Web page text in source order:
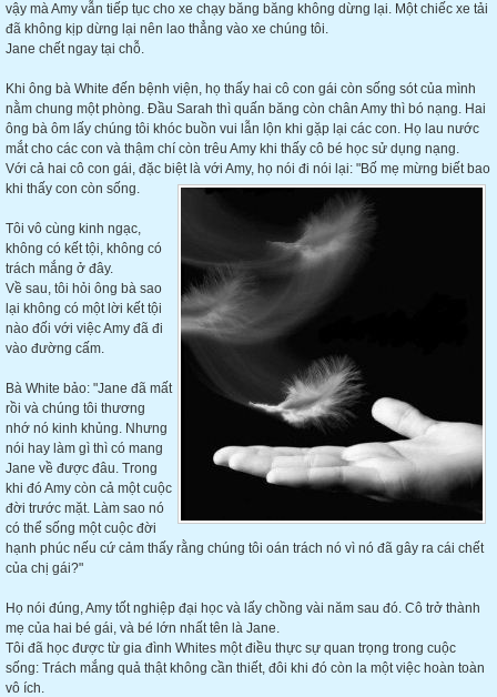
vậy mà Amy vẫn tiếp tục cho xe chạy băng băng không dừng lại. Một chiếc xe tải
đã không kịp dừng lại nên lao thẳng vào xe chúng tôi.
Jane chết ngay tại chỗ.
Khi ông bà White đến bệnh viện, họ thấy hai cô con gái còn sống sót của mình
nằm chung một phòng. Đầu Sarah thì quấn băng còn chân Amy thì bó nạng. Hai
ông bà ôm lấy chúng tôi khóc buồn vui lẫn lộn khi gặp lại các con. Họ lau nước
mắt cho các con và thậm chí còn trêu Amy khi thấy cô bé học sử dụng nạng.
Với cả hai cô con gái, đặc biệt là với Amy, họ nói đi nói lại: "Bố mẹ mừng biết bao
khi thấy con còn sống.
Tôi vô cùng kinh ngạc,
không có kết tội, không có
trách mắng ở đây.
Về sau, tôi hỏi ông bà sao
lại không có một lời kết tội
nào đối với việc Amy đã đi
vào đường cấm.
Bà White bảo: "Jane đã mất
rồi và chúng tôi thương
nhớ nó kinh khủng. Nhưng
nói hay làm gì thì có mang
Jane về được đâu. Trong
khi đó Amy còn cả một cuộc
đời trước mặt. Làm sao nó
có thể sống một cuộc đời
hạnh phúc nếu cứ cảm thấy rằng chúng tôi oán trách nó vì nó đã gây ra cái chết
của chị gái?"
Họ nói đúng, Amy tốt nghiệp đại học và lấy chồng vài năm sau đó. Cô trở thành
mẹ của hai bé gái, và bé lớn nhất tên là Jane.
Tôi đã học được từ gia đình Whites một điều thực sự quan trọng trong cuộc
sống: Trách mắng quả thật không cần thiết, đôi khi đó còn la một việc hoàn toàn
vô ích.